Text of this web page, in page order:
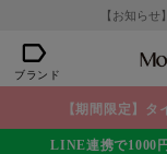
【お知ら
ブランド
【期間限定】タ
LINE連携で1000